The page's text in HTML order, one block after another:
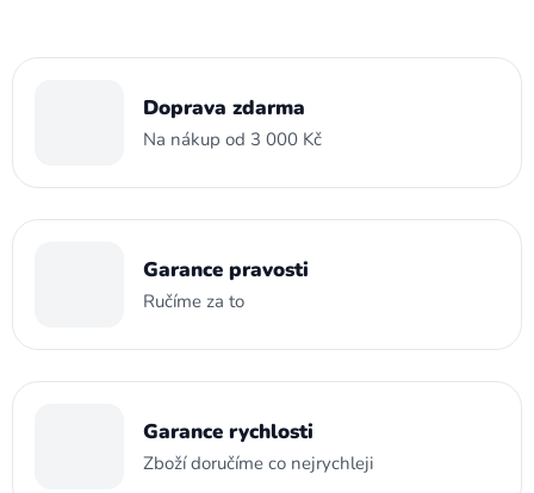
Doprava zdarma
Na nákup od 3 000 Kč
Garance pravosti
Ručíme za to
Garance rychlosti
Zboží doručíme co nejrychleji